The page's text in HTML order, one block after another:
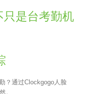
只是台考勤机
？通过Clockgogo人脸
。